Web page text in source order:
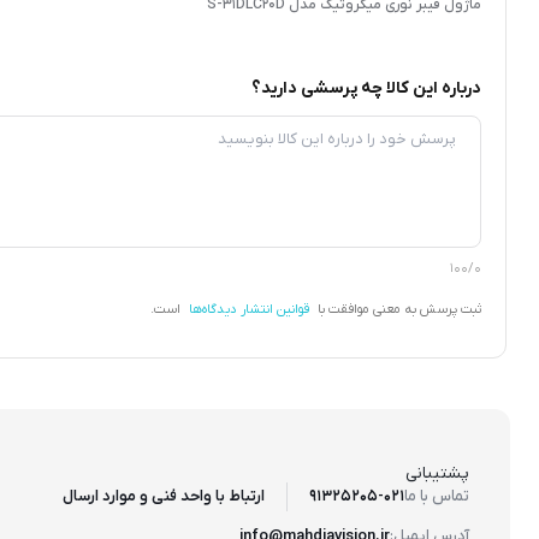
ماژول فیبر نوری میکروتیک مدل S-31DLC20D
درباره این کالا چه پرسشی دارید؟
100/0
ثبت پرسش به معنی موافقت با قوانین انتشار دیدگاه‌ها است.
پشتیبانی
تماس با ما91325205-021
ارتباط با واحد فنی و موارد ارسال